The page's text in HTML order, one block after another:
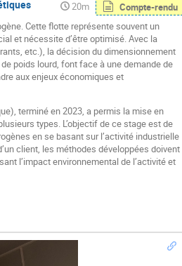
20m
Compte-rendu
Cette flotte représente souvent un
et nécessite d’être optimisé. Avec la
etc.), la décision du dimensionnement
poids lourd, font face à une demande de
aux enjeux économiques et
terminé en 2023, a permis la mise en
types. L’objectif de ce stage est de
en se basant sur l’activité industrielle
client, les méthodes développées doivent
l’impact environnemental de l’activité et